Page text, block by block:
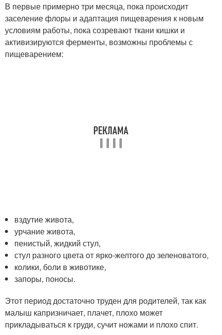
В первые примерно три месяца, пока происходит
заселение флоры и адаптация пищеварения к новым
условиям работы, пока созревают ткани кишки и
активизируются ферменты, возможны проблемы с
пищеварением:
вздутие живота,
урчание живота,
пенистый, жидкий стул,
стул разного цвета от ярко-желтого до зеленоватого,
колики, боли в животике,
запоры, поносы.
Этот период достаточно труден для родителей, так как
малыш капризничает, плачет, плохо может
прикладываться к груди, сучит ножами и плохо спит.